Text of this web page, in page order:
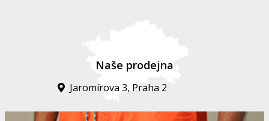
Naše prodejna
Jaromírova 3, Praha 2